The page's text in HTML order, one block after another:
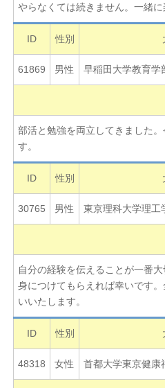
やらなくては続きません。一緒
ID 性別
61869 男性 早稲田大学教育学
部活と勉強を両立してきました
す。
ID 性別
30765 男性 東京理科大学理工
自分の経験を伝えることが一番
身につけてもらえれば幸いです
いいたします。
ID 性別
48318 女性 首都大学東京健康